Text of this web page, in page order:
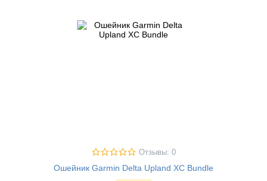
Отзывы: 0
Ошейник Garmin Delta Upland XC Bundle